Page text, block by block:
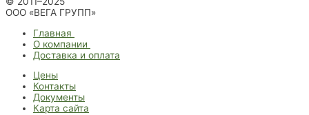
ООО «ВЕГА ГРУПП»
Главная
О компании
Доставка и оплата
Цены
Контакты
Документы
Карта сайта